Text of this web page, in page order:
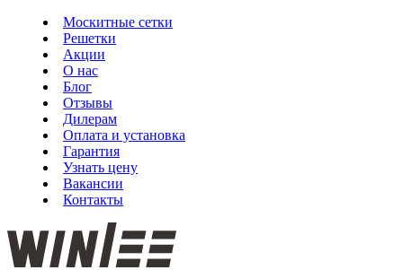
Москитные сетки
Решетки
Акции
О нас
Блог
Отзывы
Дилерам
Оплата и установка
Гарантия
Узнать цену
Вакансии
Контакты